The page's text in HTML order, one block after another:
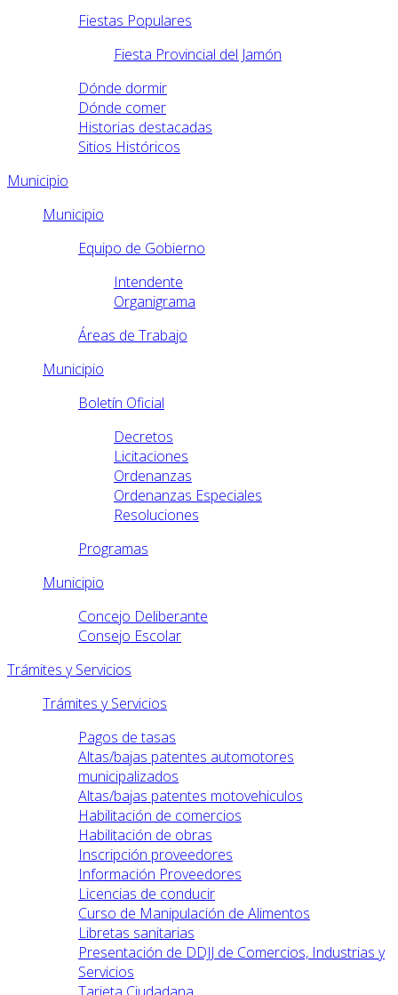
Fiestas Populares
Fiesta Provincial del Jamón
Dónde dormir
Dónde comer
Historias destacadas
Sitios Históricos
Municipio
Municipio
Equipo de Gobierno
Intendente
Organigrama
Áreas de Trabajo
Municipio
Boletín Oficial
Decretos
Licitaciones
Ordenanzas
Ordenanzas Especiales
Resoluciones
Programas
Municipio
Concejo Deliberante
Consejo Escolar
Trámites y Servicios
Trámites y Servicios
Pagos de tasas
Altas/bajas patentes automotores
municipalizados
Altas/bajas patentes motovehiculos
Habilitación de comercios
Habilitación de obras
Inscripción proveedores
Información Proveedores
Licencias de conducir
Curso de Manipulación de Alimentos
Libretas sanitarias
Presentación de DDJJ de Comercios, Industrias y
Servicios